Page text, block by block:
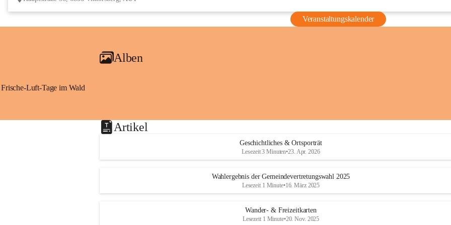
Veranstaltungskalender
Alben
Frische-Luft-Tage im Wald
Artikel
Geschichtliches & Ortsporträt
Lesezeit 3 Minuten•23. Apr. 2026
Wahlergebnis der Gemeindevertretungswahl 2025
Lesezeit 1 Minute•16. März 2025
Wander- & Freizeitkarten
Lesezeit 1 Minute•20. Nov. 2025